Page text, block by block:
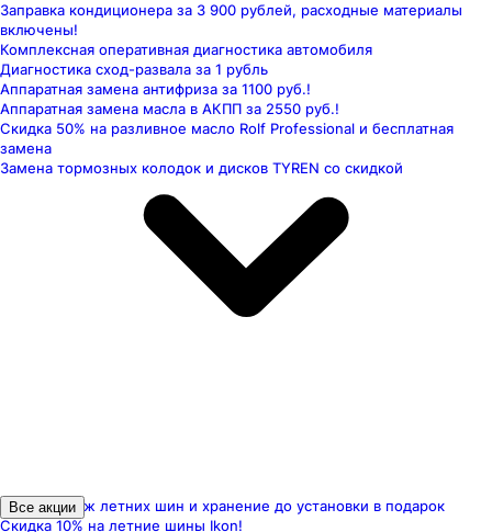
Заправка кондиционера за 3 900 рублей, расходные материалы
включены!
Комплексная оперативная диагностика автомобиля
Диагностика сход-развала за 1 рубль
Аппаратная замена антифриза за 1100 руб.!
Аппаратная замена масла в АКПП за 2550 руб.!
Скидка 50% на разливное масло Rolf Professional и бесплатная
замена
Замена тормозных колодок и дисков TYREN со скидкой
Шиномонтаж летних шин и хранение до установки в подарок
Скидка 10% на летние шины Ikon!
Все акции